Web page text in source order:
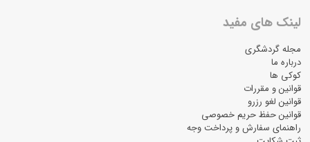
لینک های مفید
مجله گردشگری
درباره ما
کوکی ها
قوانین و مقررات
قوانین لغو رزرو
قوانین حفظ حریم خصوصی
راهنمای سفارش و پرداخت وجه